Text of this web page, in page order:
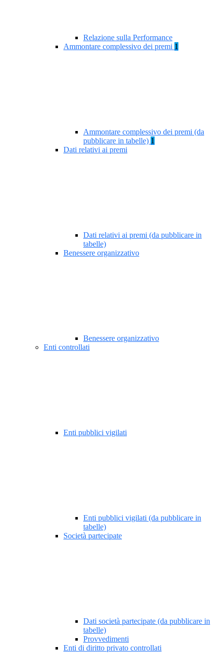
Relazione sulla Performance
Ammontare complessivo dei premi 1
Ammontare complessivo dei premi (da
pubblicare in tabelle) 1
Dati relativi ai premi
Dati relativi ai premi (da pubblicare in
tabelle)
Benessere organizzativo
Benessere organizzativo
Enti controllati
Enti pubblici vigilati
Enti pubblici vigilati (da pubblicare in
tabelle)
Società partecipate
Dati società partecipate (da pubblicare in
tabelle)
Provvedimenti
Enti di diritto privato controllati